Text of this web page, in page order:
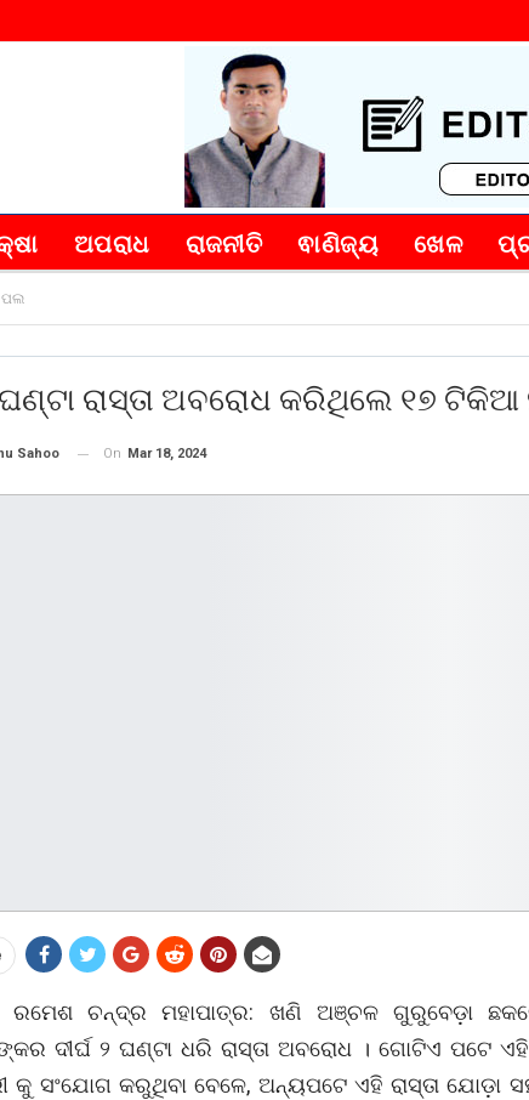
ଅପରାଧ ରାଜନୀତି ଵାଣିଜ୍ୟ ଖେଳ
ପଲ
ରାସ୍ତା ଅବରୋଧ କରିଥିଲେ ୧୭ ଟିକିଆ
Sahoo On Mar 18, 2024
ରମେଶ ଚନ୍ଦ୍ର ମହାପାତ୍ର: ଖଣି ଅଞ୍ଚଳ ଗୁରୁବେଡ଼ା
ଦୀର୍ଘ ୨ ଘଣ୍ଟା ଧରି ରାସ୍ତା ଅବରୋଧ । ଗୋଟିଏ ପଟେ ଏହି
କୁ ସଂଯୋଗ କରୁଥିବା ବେଳେ, ଅନ୍ୟପଟେ ଏହି ରାସ୍ତା ଯୋଡ଼ା